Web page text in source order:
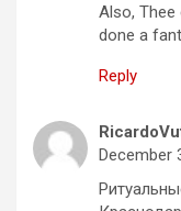
Also, Thee
done a
Reply
December